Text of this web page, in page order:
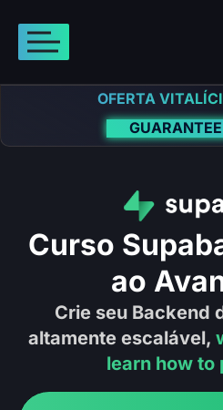
OFERTA
Curso
ao
Crie seu Backend
altamente escalável,
learn how to